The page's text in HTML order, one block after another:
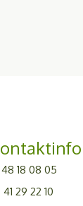
48 18 08 05
41 29 22 10